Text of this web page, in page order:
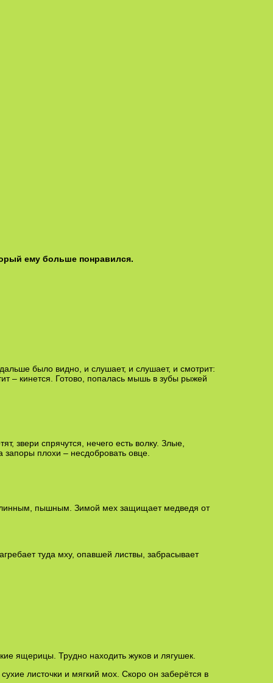
ему больше понравился.
было видно, и слушает, и слушает, и смотрит:
– кинется. Готово, попалась мышь в зубы рыжей
звери спрячутся, нечего есть волку. Злые,
плохи – несдобровать овце.
пышным. Зимой мех защищает медведя от
туда мху, опавшей листвы, забрасывает
ящерицы. Трудно находить жуков и лягушек.
листочки и мягкий мох. Скоро он заберётся в